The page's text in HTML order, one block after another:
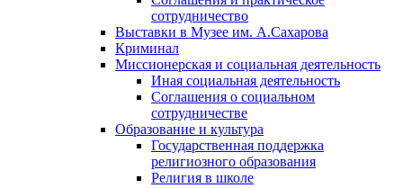
сотрудничество
Выставки в Музее им. А.Сахарова
Криминал
Миссионерская и социальная деятельность
Иная социальная деятельность
Соглашения о социальном
сотрудничестве
Образование и культура
Государственная поддержка
религиозного образования
Религия в школе